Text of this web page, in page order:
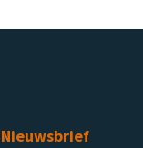
Nieuwsbrief